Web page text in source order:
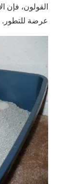
القولون، فإن
عرضة للتطور.